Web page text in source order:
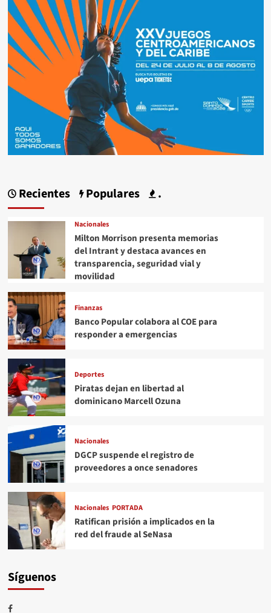
Recientes Populares .
Nacionales
Milton Morrison presenta memorias
del Intrant y destaca avances en
transparencia, seguridad vial y
movilidad
Finanzas
Banco Popular colabora al COE para
responder a emergencias
Deportes
Piratas dejan en libertad al
dominicano Marcell Ozuna
Nacionales
DGCP suspende el registro de
proveedores a once senadores
Nacionales PORTADA
Ratifican prisión a implicados en la
red del fraude al SeNasa
Síguenos